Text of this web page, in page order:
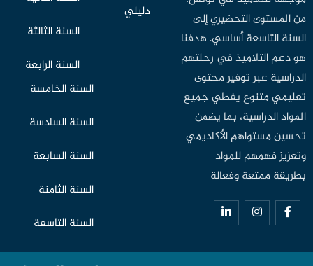
من المستوى التحضيري إلى
السنة التاسعة أساسي. هدفنا
هو دعم التلاميذ في رحلتهم
الدراسية عبر توفير محتوى
تعليمي متنوع يغطي جميع
المواد الدراسية، بما يضمن
تحسين مستواهم الأكاديمي
وتعزيز فهمهم للمواد
بطريقة ممتعة وفعالة
دليلي
السنة الثالثة
السنة الرابعة
السنة الخامسة
السنة السادسة
السنة السابعة
السنة الثامنة
السنة التاسعة